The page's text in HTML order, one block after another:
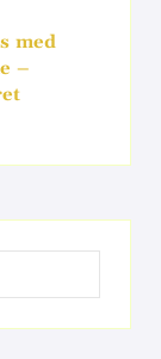
med
–